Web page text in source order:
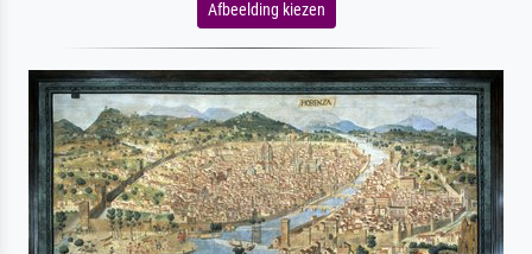
Afbeelding kiezen